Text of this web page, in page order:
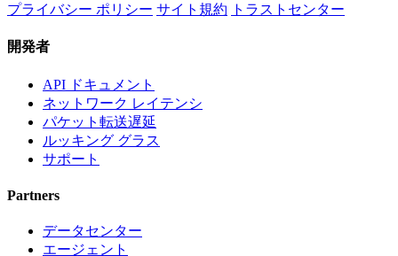
プライバシー ポリシー サイト規約 トラストセンター
開発者
API ドキュメント
ネットワーク レイテンシ
パケット転送遅延
ルッキング グラス
サポート
Partners
データセンター
エージェント